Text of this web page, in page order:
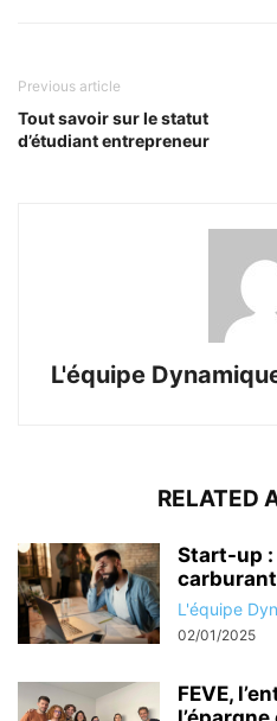
Previous article
Tout savoir sur le statut
d’étudiant entrepreneur
L'équipe
RELATED
Start-up :
L'équipe
02/01/2025
FEVE,